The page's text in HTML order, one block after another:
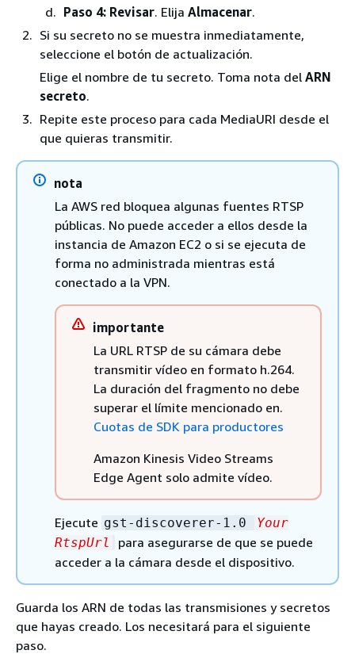
Paso 4: Revisar. Elija Almacenar.
Si su secreto no se muestra inmediatamente,
seleccione el botón de actualización.
Elige el nombre de tu secreto. Toma nota del ARN
secreto.
Repite este proceso para cada MediaURI desde el
que quieras transmitir.
nota
La AWS red bloquea algunas fuentes RTSP
públicas. No puede acceder a ellos desde la
instancia de Amazon EC2 o si se ejecuta de
forma no administrada mientras está
conectado a la VPN.
importante
La URL RTSP de su cámara debe
transmitir vídeo en formato h.264.
La duración del fragmento no debe
superar el límite mencionado en.
Cuotas de SDK para productores
Amazon Kinesis Video Streams
Edge Agent solo admite vídeo.
Ejecute gst-discoverer-1.0
Your
RtspUrl
para asegurarse de que se puede
acceder a la cámara desde el dispositivo.
Guarda los ARN de todas las transmisiones y secretos
que hayas creado. Los necesitará para el siguiente
paso.